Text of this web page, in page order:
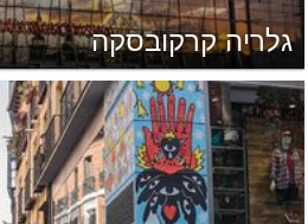
גלריה קרקובסקה